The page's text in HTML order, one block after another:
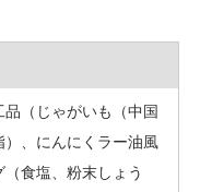
品（じゃがいも（中国
）、にんにくラー油風
食塩、粉末しょう